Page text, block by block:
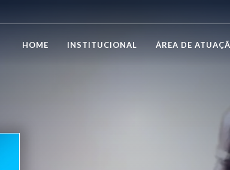
HOME INSTITUCIONAL ÁREA DE